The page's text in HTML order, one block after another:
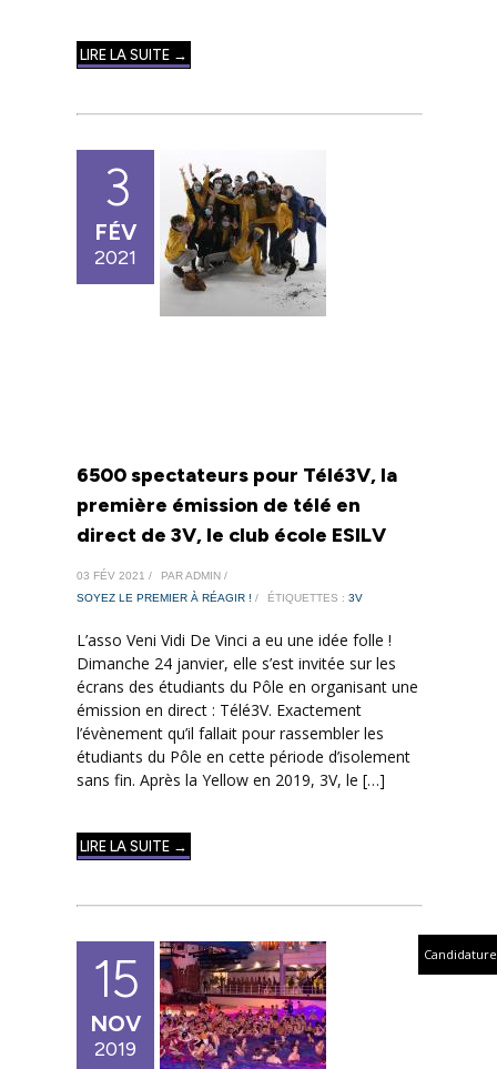
LIRE LA SUITE →
3
FÉV
2021
6500 spectateurs pour Télé3V, la
première émission de télé en
direct de 3V, le club école ESILV
03 FÉV 2021 /
PAR ADMIN /
SOYEZ LE PREMIER À RÉAGIR ! / ÉTIQUETTES : 3V
L’asso Veni Vidi De Vinci a eu une idée folle !
Dimanche 24 janvier, elle s’est invitée sur les
écrans des étudiants du Pôle en organisant une
émission en direct : Télé3V. Exactement
l’évènement qu’il fallait pour rassembler les
étudiants du Pôle en cette période d’isolement
sans fin. Après la Yellow en 2019, 3V, le […]
LIRE LA SUITE →
15
NOV
2019
Candidature